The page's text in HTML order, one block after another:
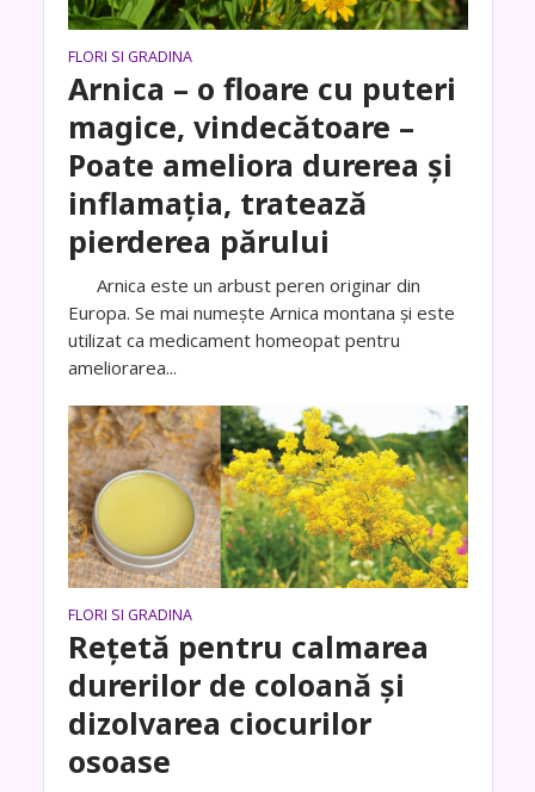
FLORI SI GRADINA
Arnica – o floare cu puteri
magice, vindecătoare –
Poate ameliora durerea și
inflamația, tratează
pierderea părului
Arnica este un arbust peren originar din
Europa. Se mai numește Arnica montana și este
utilizat ca medicament homeopat pentru
ameliorarea...
FLORI SI GRADINA
Rețetă pentru calmarea
durerilor de coloană și
dizolvarea ciocurilor
osoase